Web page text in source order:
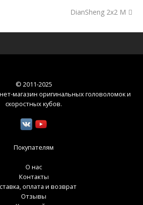
DianSheng 2x2 M
© 2011-2025
магазин оригинальных головоломок и
скоростных кубов.
Покупателям
О нас
Контакты
оплата и возврат
Отзывы